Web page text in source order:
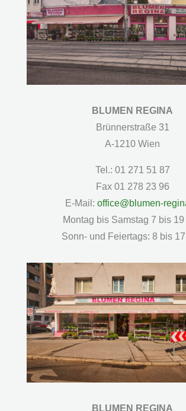
BLUMEN REGINA
Brünnerstraße 31
A-1210 Wien
Tel.: 01 271 51 87
Fax 01 278 23 96
E-Mail: office@blumen-
Montag bis Samstag 7 bis
Sonn- und Feiertags: 8 bis
BLUMEN REGINA